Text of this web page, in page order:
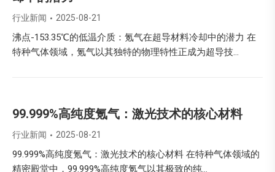
行业新闻 2025-08-21
沸点-153.35℃的低温介质：氪气在超导材料冷却中的潜力 在
特种气体领域，氪气以其独特的物理特性正成为超导技…
99.999%高纯度氪气：激光技术的核心材料
行业新闻 2025-08-21
99.999%高纯度氪气：激光技术的核心材料 在特种气体领域的
精密殿堂中，99.999%高纯度氪气以其极致的纯…